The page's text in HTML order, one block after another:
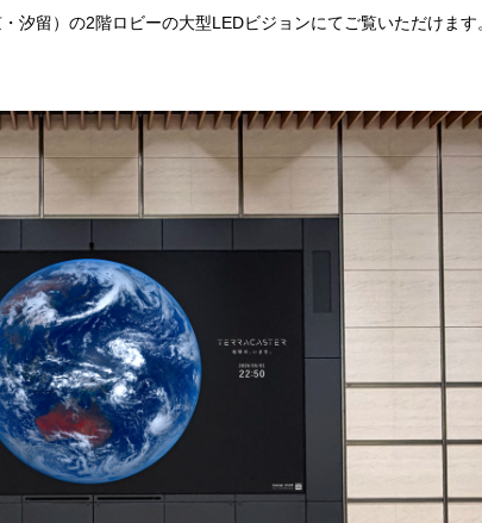
汐留）の2階ロビーの大型LEDビジョンにてご覧いただけます